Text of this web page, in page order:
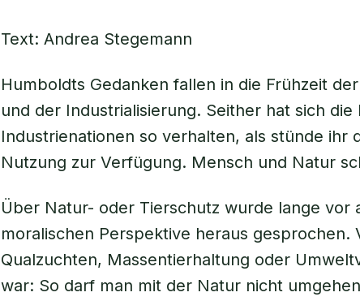
Text: Andrea Stegemann
Humboldts Gedanken fallen in die Frühzeit
und der Industrialisierung. Seither hat sich
Industrienationen so verhalten, als stünde ihr
Nutzung zur Verfügung. Mensch und Natur
Über Natur- oder Tierschutz wurde lange vor
moralischen Perspektive heraus gesprochen.
Qualzuchten, Massentierhaltung oder
war: So darf man mit der Natur nicht